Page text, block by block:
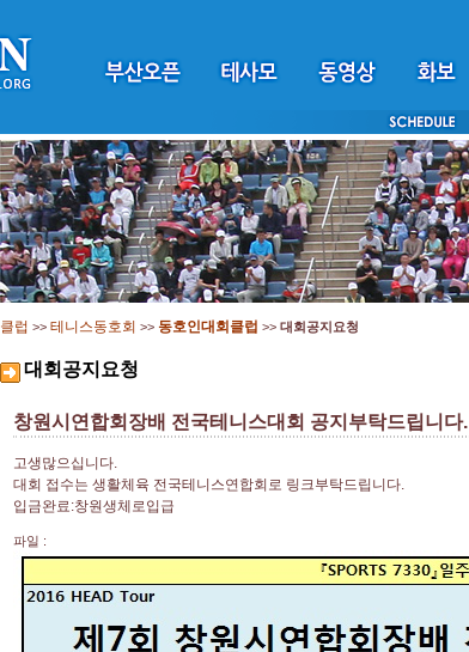
클럽 >> 테니스동호회 >> 동호인대회클럽 >> 대회공지요청
대회공지요청
창원시연합회장배 전국테니스대회 공지부탁드립니다.
고생많으십니다.
대회 접수는 생활체육 전국테니스연합회로 링크부탁드립니다.
입금완료:창원생체로입급
파일 :